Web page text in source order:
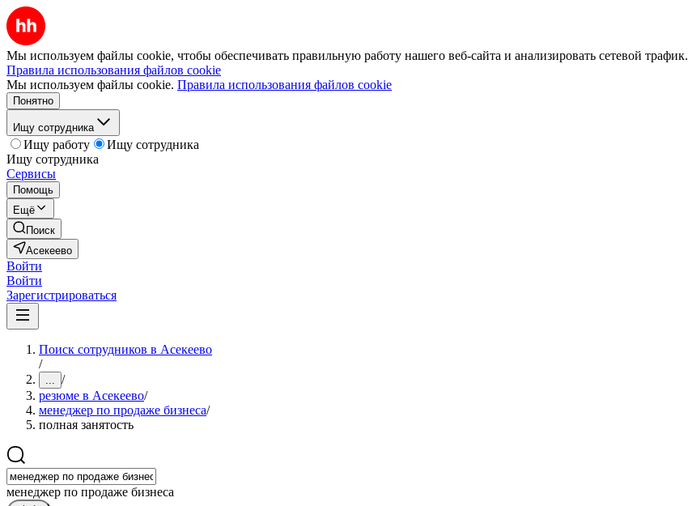
Мы используем файлы cookie, чтобы обеспечивать правильную работу нашего веб-сайта и анализировать сетевой трафик.
Правила использования файлов cookie
Мы используем файлы cookie. Правила использования файлов cookie
Понятно
Ищу сотрудника
Ищу работу
Ищу сотрудника
Ищу сотрудника
Сервисы
Помощь
Ещё
Поиск
Асекеево
Войти
Войти
Зарегистрироваться
Поиск сотрудников в Асекеево
/
... /
резюме в Асекеево/
менеджер по продаже бизнеса/
полная занятость
менеджер по продаже бизнеса